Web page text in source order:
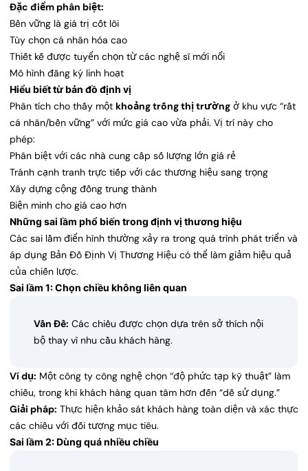
Đặc điểm phân biệt:
Bền vững là giá trị cốt lõi
Tùy chọn cá nhân hóa cao
Thiết kế được tuyển chọn từ các nghệ sĩ mới nổi
Mô hình đăng ký linh hoạt
Hiểu biết từ bản đồ định vị
Phân tích cho thấy một khoảng trống thị trường ở khu vực “rất
cá nhân/bền vững” với mức giá cao vừa phải. Vị trí này cho
phép:
Phân biệt với các nhà cung cấp số lượng lớn giá rẻ
Tránh cạnh tranh trực tiếp với các thương hiệu sang trọng
Xây dựng cộng đồng trung thành
Biện minh cho giá cao hơn
Những sai lầm phổ biến trong định vị thương hiệu
Các sai lầm điển hình thường xảy ra trong quá trình phát triển và
áp dụng Bản Đồ Định Vị Thương Hiệu có thể làm giảm hiệu quả
của chiến lược.
Sai lầm 1: Chọn chiều không liên quan
Vấn Đề: Các chiều được chọn dựa trên sở thích nội
bộ thay vì nhu cầu khách hàng.
Ví dụ: Một công ty công nghệ chọn “độ phức tạp kỹ thuật” làm
chiều, trong khi khách hàng quan tâm hơn đến “dễ sử dụng.”
Giải pháp: Thực hiện khảo sát khách hàng toàn diện và xác thực
các chiều với đối tượng mục tiêu.
Sai lầm 2: Dùng quá nhiều chiều